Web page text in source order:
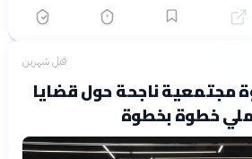
قبل شهرين
مجتمعية ناجحة حول قضايا
خطوة بخطوة